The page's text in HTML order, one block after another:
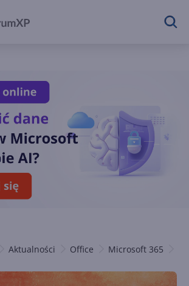
Aktualności Office Microsoft 365